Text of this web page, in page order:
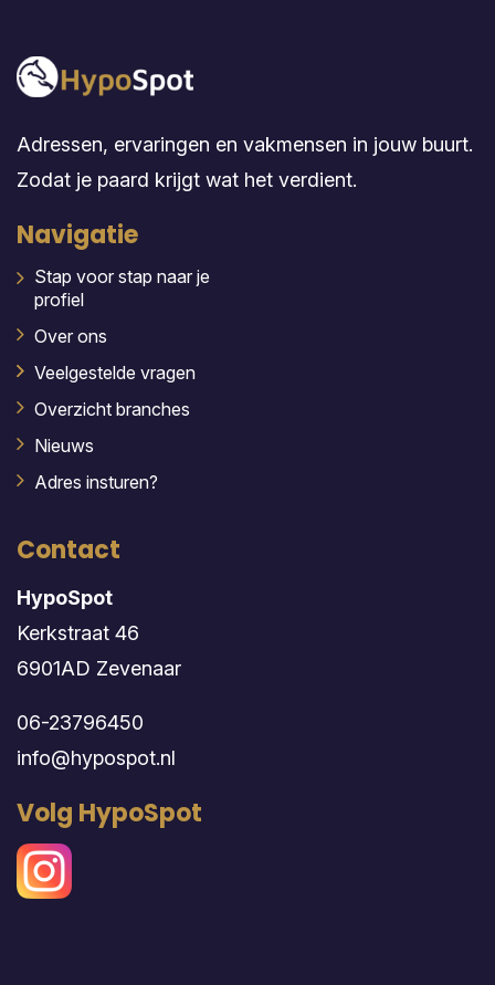
Adressen, ervaringen en vakmensen in jouw buurt.
Zodat je paard krijgt wat het verdient.
Navigatie
Stap voor stap naar je
profiel
Over ons
Veelgestelde vragen
Overzicht branches
Nieuws
Adres insturen?
Contact
HypoSpot
Kerkstraat 46
6901AD Zevenaar
06-23796450
info@hypospot.nl
Volg HypoSpot